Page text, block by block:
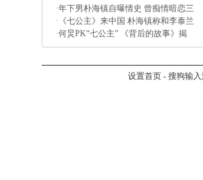
·年下男朴海镇自曝情史 曾痴情暗恋三
· 《七公主》来中国 朴海镇称和李泰兰
·何炅PK“七公主” 《背后的故事》揭
设置首页- 搜狗输入